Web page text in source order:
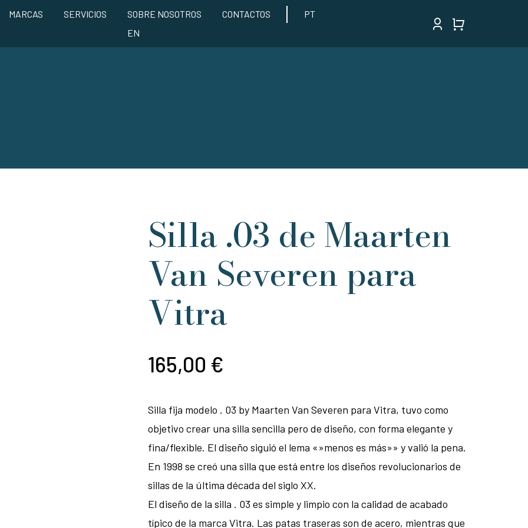
MARCAS SERVICIOS SOBRE NOSOTROS CONTACTOS
PT
EN
Silla .03 de Maarten
Van Severen para
Vitra
165,00 €
Silla fija modelo . 03 by Maarten Van Severen para Vitra, tuvo como
objetivo crear una silla sencilla pero de diseño, con forma elegante y
fina/flexible. El diseño siguió el lema «»menos es más»» y valió la pena.
En 1998 se creó una silla que está entre los diseños revolucionarios de
sillas de la última década del siglo XX.
El diseño de la silla . 03 es simple y limpio con la calidad de acabado
típico de la marca Vitra. Las patas traseras son de acero, mientras que